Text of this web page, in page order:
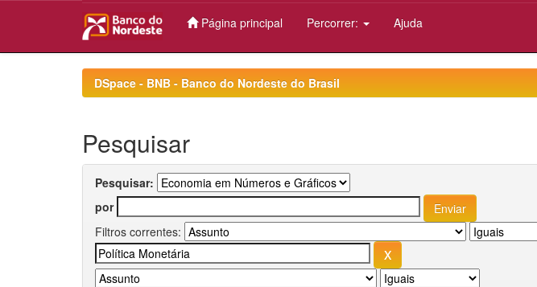
Página principal Percorrer: Ajuda
DSpace - BNB - Banco do Nordeste do Brasil
Pesquisar
Pesquisar:
por
Filtros correntes: